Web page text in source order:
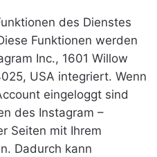
des Dienstes
Funktionen werden
Inc., 1601 Willow
USA integriert. Wenn
eingeloggt sind
des Instagram –
Seiten mit Ihrem
Dadurch kann